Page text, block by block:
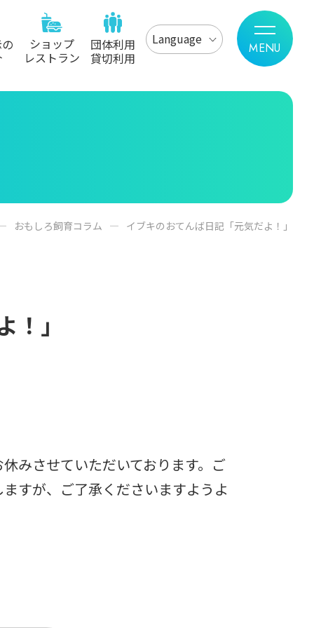
ショップ
レストラン
団体利用
貸切利用
Language
おもしろ飼育コラム イブキのおてんば日記「元気だよ！」
」
みさせていただいております。ご
すが、ご了承くださいますようよ